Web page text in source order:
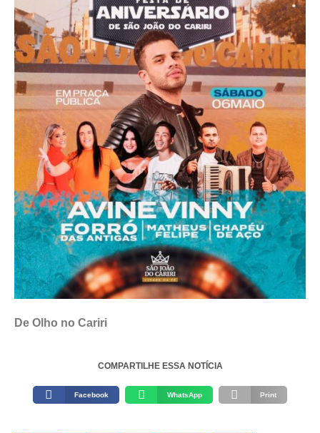
De Olho no Cariri
COMPARTILHE ESSA NOTÍCIA
Facebook WhatsApp Print